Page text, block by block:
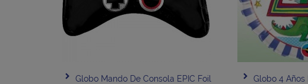
Globo Mando De Consola EPIC Foil Globo 4 Años